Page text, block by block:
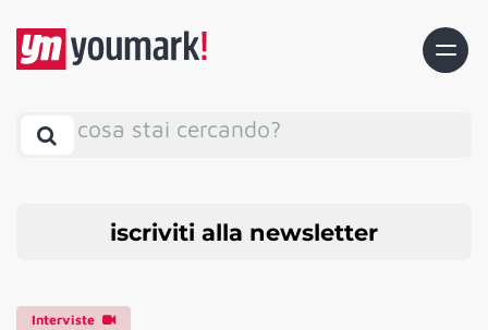
cosa stai cercando?
iscriviti alla newsletter
Interviste